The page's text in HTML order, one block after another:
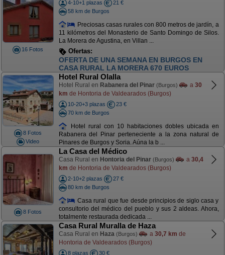
16 Fotos
4-10+1 plazas
21 €
58 km de Burgos
Preciosas casas rurales con 800 metros de jardín, a
11 kilómetros del Monasterio de Santo Domingo de Silos.
La Morera de Agustina, en Villan ...
Ofertas:
OFERTA NOCHEBUENA. 850 EUROS. DEL 21
AL 25 DICIEMBRE DIAS FANTÁSTICOS
8 Fotos
Video
Hotel Rural Olalla
Hotel Rural en Rabanera del Pinar (Burgos) a 30
km de Hontoria de Valdearados (Burgos)
10-20+3 plazas
23 €
70 km de Burgos
Hotel rural con 10 habitaciones dobles ubicada en
Rabanera del Pinar perteneciente a la zona natural de
Pinares de Burgos y Soria. Aúna la b ...
8 Fotos
La Casa del Médico
Casa Rural en Hontoria del Pinar (Burgos) a 30,4
km de Hontoria de Valdearados (Burgos)
2-10+2 plazas
27 €
80 km de Burgos
Casa rural que fue desde principios de siglo casa y
consultorio del médico del pueblo y sus 2 aldeas. Ahora,
totalmente restaurada dedicada ...
Casa Rural Muralla de Haza
Casa Rural en Haza (Burgos) a 30,7 km de
Hontoria de Valdearados (Burgos)
8 plazas
30 €